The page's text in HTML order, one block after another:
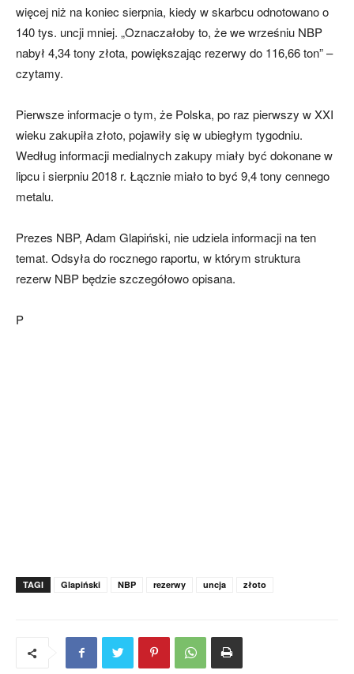
więcej niż na koniec sierpnia, kiedy w skarbcu odnotowano o
140 tys. uncji mniej. „Oznaczałoby to, że we wrześniu NBP
nabył 4,34 tony złota, powiększając rezerwy do 116,66 ton” –
czytamy.
Pierwsze informacje o tym, że Polska, po raz pierwszy w XXI
wieku zakupiła złoto, pojawiły się w ubiegłym tygodniu.
Według informacji medialnych zakupy miały być dokonane w
lipcu i sierpniu 2018 r. Łącznie miało to być 9,4 tony cennego
metalu.
Prezes NBP, Adam Glapiński, nie udziela informacji na ten
temat. Odsyła do rocznego raportu, w którym struktura
rezerw NBP będzie szczegółowo opisana.
P
TAGI Glapiński NBP rezerwy uncja złoto